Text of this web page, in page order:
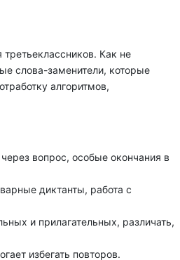
Как не
слова-заменители, которые
алгоритмов,
вопрос, особые окончания в
диктанты, работа с
и прилагательных, различать,
избегать повторов.